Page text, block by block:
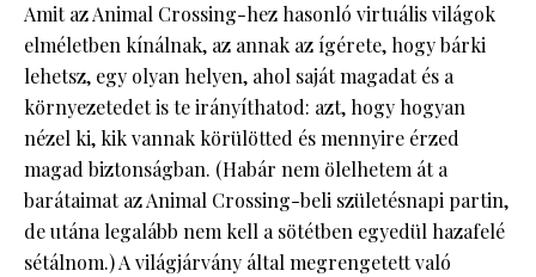
Amit az Animal Crossing-hez hasonló virtuális világok
elméletben kínálnak, az annak az ígérete, hogy bárki
lehetsz, egy olyan helyen, ahol saját magadat és a
környezetedet is te irányíthatod: azt, hogy hogyan
nézel ki, kik vannak körülötted és mennyire érzed
magad biztonságban. (Habár nem ölelhetem át a
barátaimat az Animal Crossing-beli születésnapi partin,
de utána legalább nem kell a sötétben egyedül hazafelé
sétálnom.) A világjárvány által megrengetett való